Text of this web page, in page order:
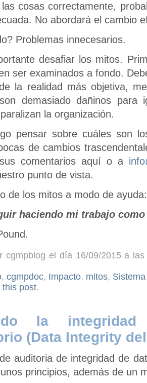
cosas correctamente,
No abordará el cambio
Problemas innecesarios.
desafiar los mitos.
ser examinados a fondo.
la realidad más objetiva,
demasiado dañinos para
la organización.
pensar sobre cuáles son
de cambios
comentarios aquí o a
punto de vista.
de los mitos a modo de ayuda:
haciendo mi trabajo como
cgmpblog el día 16/09/2015 a
, cgmpdoc, Impacto, mitos,
this post.
la
(Data Integrity
auditoria de integridad de
principios, además de un